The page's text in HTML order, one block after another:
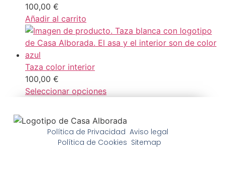
100,00 €
Añadir al carrito
Taza color interior
100,00 €
Seleccionar opciones
Política de Privacidad Aviso legal
Política de Cookies Sitemap